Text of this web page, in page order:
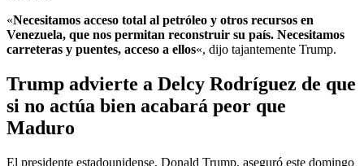
«Necesitamos acceso total al petróleo y otros recursos en
Venezuela, que nos permitan reconstruir su país. Necesitamos
carreteras y puentes, acceso a ellos«, dijo tajantemente Trump.
Trump advierte a Delcy Rodríguez de que
si no actúa bien acabará peor que
Maduro
El presidente estadounidense, Donald Trump, aseguró este domingo